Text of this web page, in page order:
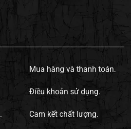
Mua hàng và thanh toán.
Điều khoản sử dụng.
Cam kết chất lượng.